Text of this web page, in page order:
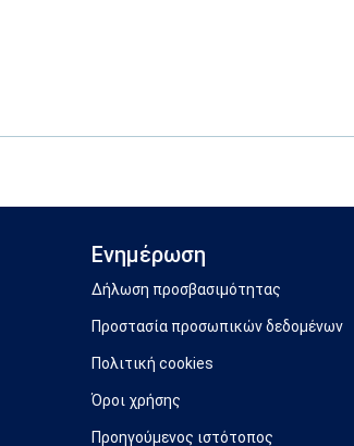
Ενημέρωση
Δήλωση προσβασιμότητας
Προστασία προσωπικών δεδομένων
Πολιτική cookies
Όροι χρήσης
Προηγούμενος ιστότοπος